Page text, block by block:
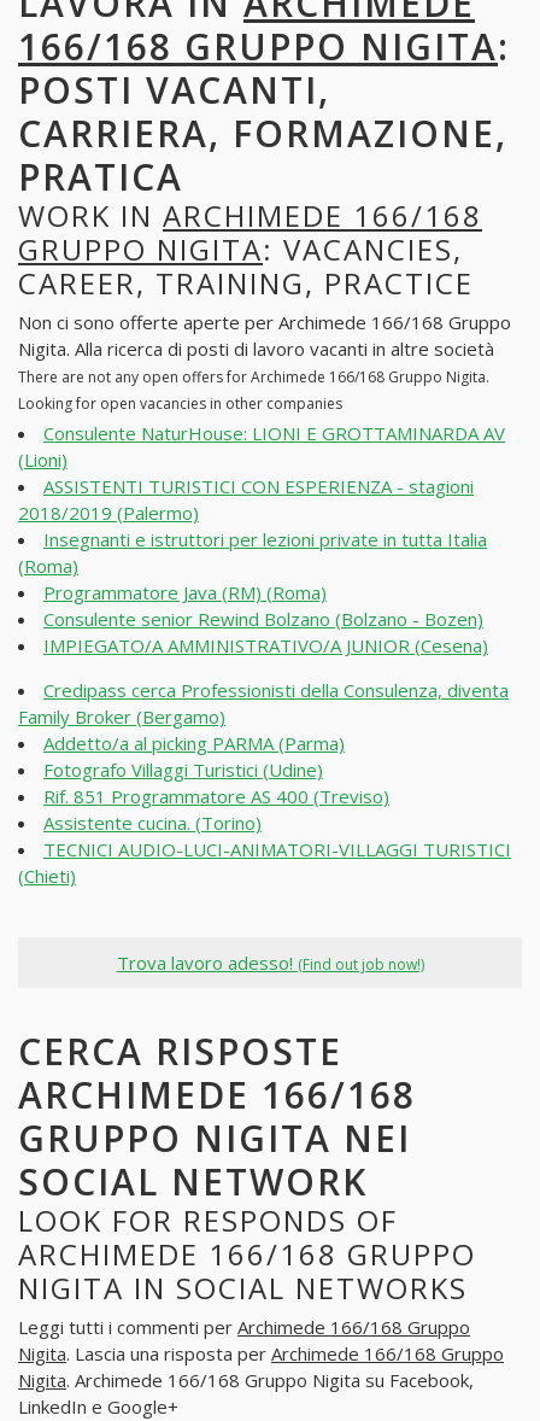
166/168 GRUPPO NIGITA:
POSTI VACANTI,
CARRIERA, FORMAZIONE,
PRATICA
WORK IN ARCHIMEDE 166/168
GRUPPO NIGITA: VACANCIES,
CAREER, TRAINING, PRACTICE
Non ci sono offerte aperte per Archimede 166/168 Gruppo
Nigita. Alla ricerca di posti di lavoro vacanti in altre società
There are not any open offers for Archimede 166/168 Gruppo Nigita.
Looking for open vacancies in other companies
Consulente NaturHouse: LIONI E GROTTAMINARDA AV
(Lioni)
ASSISTENTI TURISTICI CON ESPERIENZA - stagioni
2018/2019 (Palermo)
Insegnanti e istruttori per lezioni private in tutta Italia
(Roma)
Programmatore Java (RM) (Roma)
Consulente senior Rewind Bolzano (Bolzano - Bozen)
IMPIEGATO/A AMMINISTRATIVO/A JUNIOR (Cesena)
Credipass cerca Professionisti della Consulenza, diventa
Family Broker (Bergamo)
Addetto/a al picking PARMA (Parma)
Fotografo Villaggi Turistici (Udine)
Rif. 851 Programmatore AS 400 (Treviso)
Assistente cucina. (Torino)
TECNICI AUDIO-LUCI-ANIMATORI-VILLAGGI TURISTICI
(Chieti)
Trova lavoro adesso! (Find out job now!)
CERCA RISPOSTE
ARCHIMEDE 166/168
GRUPPO NIGITA NEI
SOCIAL NETWORK
LOOK FOR RESPONDS OF
ARCHIMEDE 166/168 GRUPPO
NIGITA IN SOCIAL NETWORKS
Leggi tutti i commenti per Archimede 166/168 Gruppo
Nigita. Lascia una risposta per Archimede 166/168 Gruppo
Nigita. Archimede 166/168 Gruppo Nigita su Facebook,
LinkedIn e Google+